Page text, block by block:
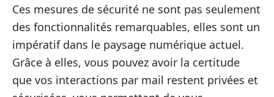
Ces mesures de sécurité ne sont pas seulement
des fonctionnalités remarquables, elles sont un
impératif dans le paysage numérique actuel.
Grâce à elles, vous pouvez avoir la certitude
que vos interactions par mail restent privées et